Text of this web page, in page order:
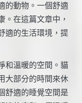
的動物。一個舒適
。在這篇文章中，
適的生活環境，提
和溫暖的空間。貓
大部分的時間來休
舒適的睡覺空間是